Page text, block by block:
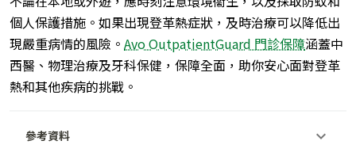
個人保護措施。如果出現登革熱症狀，及時治療可以降低出
現嚴重病情的風險。 Avo OutpatientGuard 門診保障涵蓋中
西醫、物理治療及牙科保健，保障全面，助你安心面對登革
熱和其他疾病的挑戰。
參考資料